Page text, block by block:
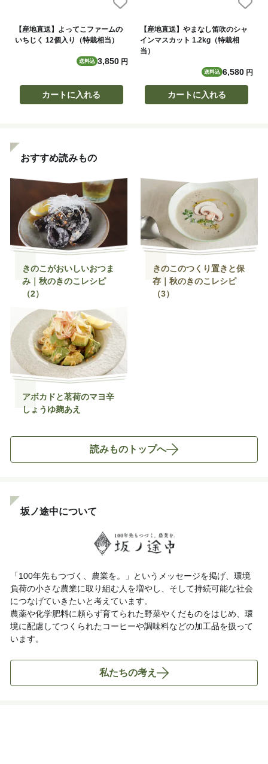
【産地直送】よってこファームの
いちじく 12個入り（特栽相当）
送料込 3,850円
カートに入れる
【産地直送】やまなし笛吹のシャ
インマスカット 1.2kg（特栽相
当）
送料込 6,580 円
カートに入れる
おすすめ読みもの
きのこがおいしいおつま
み｜秋のきのこレシピ
（2）
きのこのつくり置きと保
存｜秋のきのこレシピ
（3）
アボカドと茗荷のマヨ辛
しょうゆ麹あえ
読みものトップへ
坂ノ途中について
「100年先もつづく、農業を。」というメッセージを掲げ、環境
負荷の小さな農業に取り組む人を増やし、そして持続可能な社会
につなげていきたいと考えています。
農薬や化学肥料に頼らず育てられた野菜やくだものをはじめ、環
境に配慮してつくられたコーヒーや調味料などの加工品を扱って
います。
私たちの考え